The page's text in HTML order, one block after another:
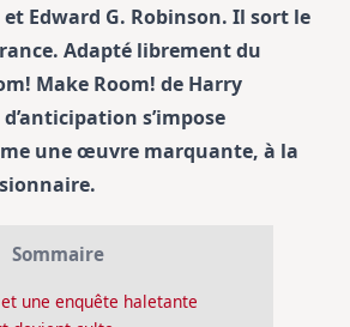
Edward G. Robinson. Il sort le
Adapté librement du
Make Room! de Harry
s’impose
une œuvre marquante, à la
Sommaire
une enquête haletante